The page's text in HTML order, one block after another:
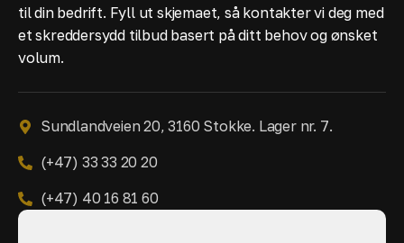
til din bedrift. Fyll ut skjemaet, så kontakter vi deg med
et skreddersydd tilbud basert på ditt behov og ønsket
volum.
Sundlandveien 20, 3160 Stokke. Lager nr. 7.
(+47) 33 33 20 20
(+47) 40 16 81 60